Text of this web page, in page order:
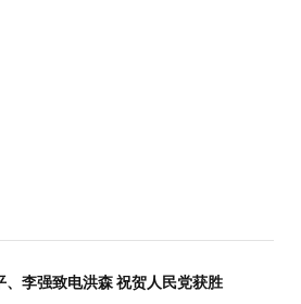
、李强致电洪森 祝贺人民党获胜